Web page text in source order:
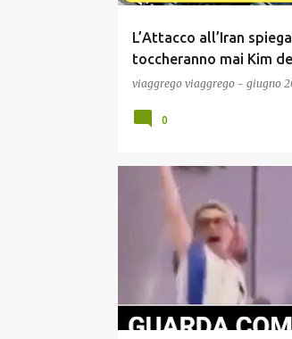
L’Attacco all’Iran
toccheranno mai Kim
Non hai l’Atomica sei
viaggrego viaggrego - giugno
0
COMUNICAZIONE